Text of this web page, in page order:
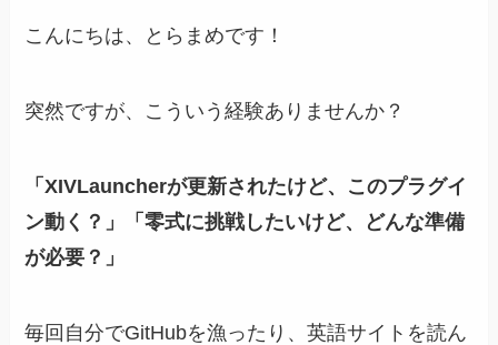
こんにちは、とらまめです！
突然ですが、こういう経験ありませんか？
「XIVLauncherが更新されたけど、このプラグイ
ン動く？」「零式に挑戦したいけど、どんな準備
が必要？」
毎回自分でGitHubを漁ったり、英語サイトを読ん